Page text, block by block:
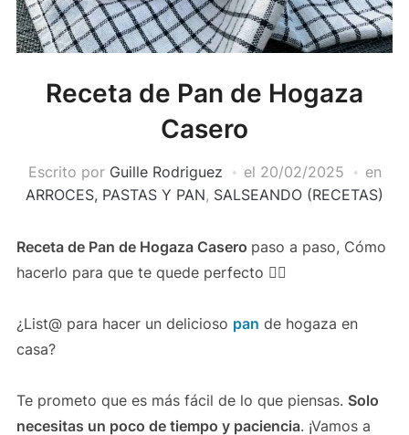
Receta de Pan de Hogaza
Casero
Escrito por Guille Rodriguez el 20/02/2025
en
ARROCES, PASTAS Y PAN, SALSEANDO (RECETAS)
Receta de Pan de Hogaza Casero paso a paso, Cómo
hacerlo para que te quede perfecto 👌🏻
¿List@ para hacer un delicioso pan de hogaza en
casa?
Te prometo que es más fácil de lo que piensas. Solo
necesitas un poco de tiempo y paciencia. ¡Vamos a